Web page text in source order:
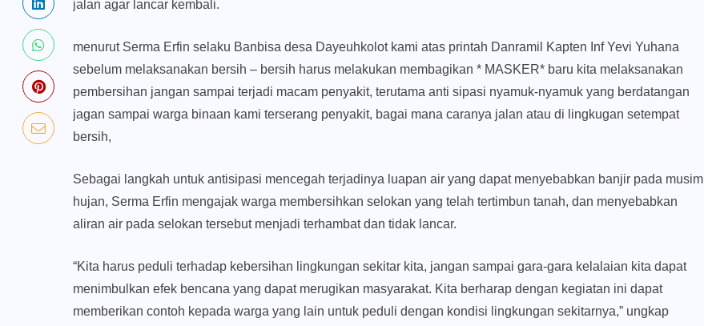
jalan agar lancar kembali.
menurut Serma Erfin selaku Banbisa desa Dayeuhkolot kami atas printah Danramil Kapten Inf Yevi Yuhana
sebelum melaksanakan bersih – bersih harus melakukan membagikan * MASKER* baru kita melaksanakan
pembersihan jangan sampai terjadi macam penyakit, terutama anti sipasi nyamuk-nyamuk yang berdatangan
jagan sampai warga binaan kami terserang penyakit, bagai mana caranya jalan atau di lingkugan setempat
bersih,
Sebagai langkah untuk antisipasi mencegah terjadinya luapan air yang dapat menyebabkan banjir pada musim
hujan, Serma Erfin mengajak warga membersihkan selokan yang telah tertimbun tanah, dan menyebabkan
aliran air pada selokan tersebut menjadi terhambat dan tidak lancar.
“Kita harus peduli terhadap kebersihan lingkungan sekitar kita, jangan sampai gara-gara kelalaian kita dapat
menimbulkan efek bencana yang dapat merugikan masyarakat. Kita berharap dengan kegiatan ini dapat
memberikan contoh kepada warga yang lain untuk peduli dengan kondisi lingkungan sekitarnya,” ungkap